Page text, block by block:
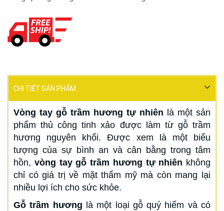
CHI TIẾT SẢN PHẨM
Vòng tay gỗ trầm hương tự nhiên là một sản
phẩm thủ công tinh xảo được làm từ gỗ trầm
hương nguyên khối. Được xem là một biểu
tượng của sự bình an và cân bằng trong tâm
hồn, vòng tay gỗ trầm hương tự nhiên không
chỉ có giá trị về mặt thẩm mỹ mà còn mang lại
nhiều lợi ích cho sức khỏe.
Gỗ trầm hương là một loại gỗ quý hiếm và có